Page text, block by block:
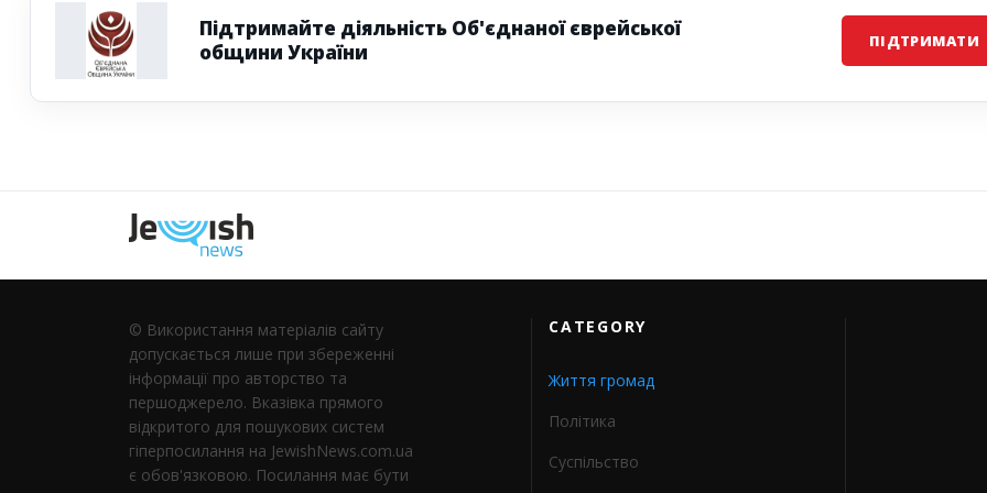
Підтримайте діяльність Об'єднаної єврейської
общини України
ПІДТРИМАТИ
© Використання матеріалів сайту
допускається лише при збереженні
інформації про авторство та
першоджерело. Вказівка ​​прямого
відкритого для пошукових систем
гіперпосилання на JewishNews.com.ua
є обов'язковою. Посилання має бути
CATEGORY
Життя громад
Політика
Суспільство